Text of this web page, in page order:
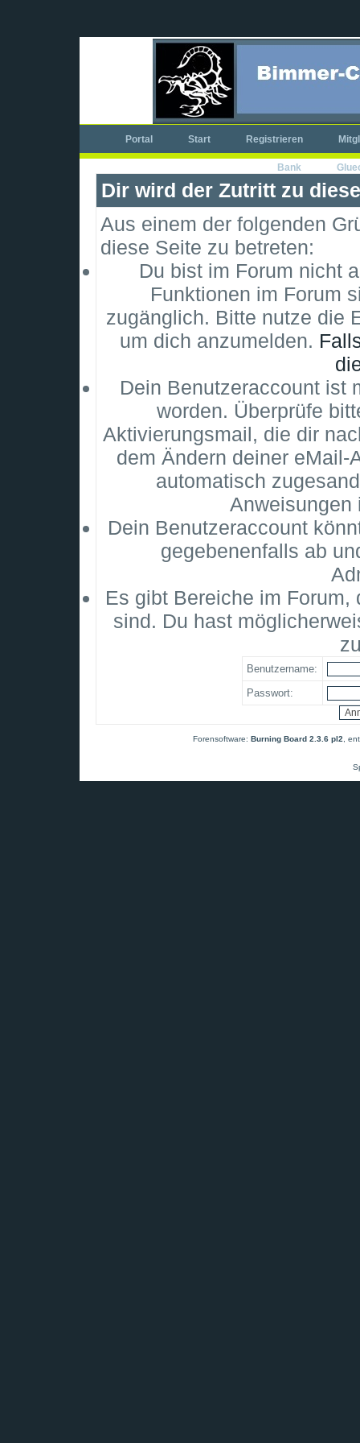
Portal Start Registrieren
Bank
Dir wird der Zutritt zu
Aus einem der folgenden
diese Seite zu betreten:
Du bist im Forum nicht
Funktionen im Forum
zugänglich. Bitte nutze die
um dich anzumelden.
Dein Benutzeraccount ist
worden. Überprüfe
Aktivierungsmail, die dir
dem Ändern deiner eMail-
automatisch
Anweisungen
Dein Benutzeraccount
gegebenenfalls ab
Es gibt Bereiche im
sind. Du hast
Benutzername:
Passwort:
Forensoftware: Burning Board 2.3.6 pl2 ,